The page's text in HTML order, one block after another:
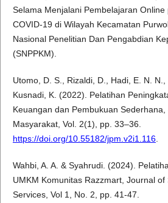
Selama Menjalani Pembelajaran
COVID-19 di Wilayah Kecamatan
Nasional Penelitian Dan Pengabdian
(SNPPKM).
Utomo, D. S., Rizaldi, D., Hadi, E. N.
Kusnadi, K. (2022). Pelatihan
Keuangan dan Pembukuan
Masyarakat, Vol. 2(1), pp. 33–36.
https://doi.org/10.55182/jpm.v2i1.116.
Wahbi, A. A. & Syahrudi. (2024).
UMKM Komunitas Razzmart, Journal of
Services, Vol 1, No. 2, pp. 41-47.